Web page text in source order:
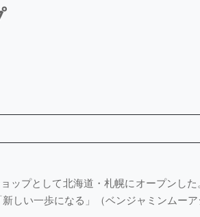
ップとして北海道・札幌にオープンし
しい一歩になる」（ベンジャミンムーア